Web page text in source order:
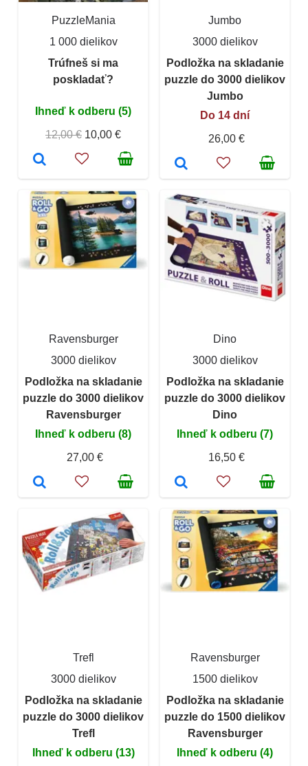
PuzzleMania
1 000 dielikov
Trúfneš si ma
poskladať?
Ihneď k odberu (5)
12,00 € 10,00 €
Jumbo
3000 dielikov
Podložka na skladanie
puzzle do 3000 dielikov
Jumbo
Do 14 dní
26,00 €
Ravensburger
3000 dielikov
Podložka na skladanie
puzzle do 3000 dielikov
Ravensburger
Ihneď k odberu (8)
27,00 €
Dino
3000 dielikov
Podložka na skladanie
puzzle do 3000 dielikov
Dino
Ihneď k odberu (7)
16,50 €
Trefl
3000 dielikov
Podložka na skladanie
puzzle do 3000 dielikov
Trefl
Ihneď k odberu (13)
Ravensburger
1500 dielikov
Podložka na skladanie
puzzle do 1500 dielikov
Ravensburger
Ihneď k odberu (4)